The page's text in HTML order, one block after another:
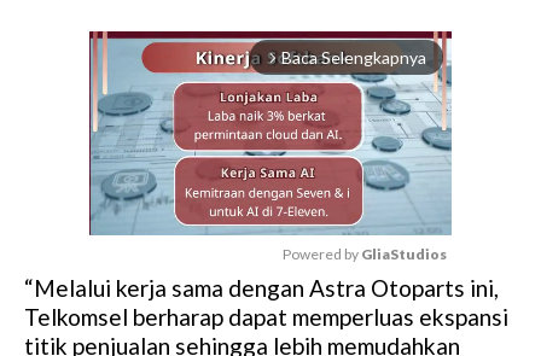
arrow_forward_ios Baca Selengkapnya
M
u
t
Powered by GliaStudios
“Melalui kerja sama dengan Astra Otoparts ini,
Telkomsel berharap dapat memperluas ekspansi
titik penjualan sehingga lebih memudahkan